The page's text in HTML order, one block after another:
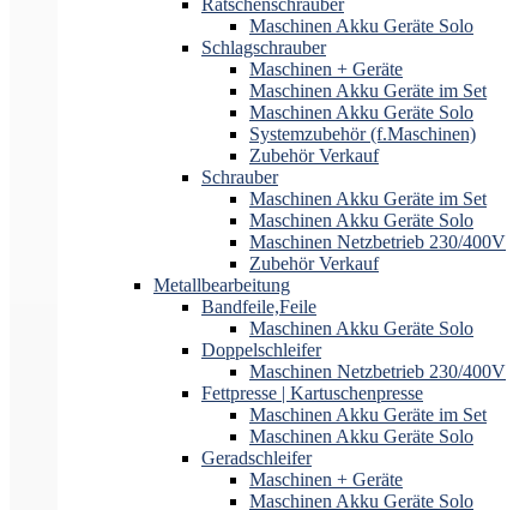
Ratschenschrauber
Maschinen Akku Geräte Solo
Schlagschrauber
Maschinen + Geräte
Maschinen Akku Geräte im Set
Maschinen Akku Geräte Solo
Systemzubehör (f.Maschinen)
Zubehör Verkauf
Schrauber
Maschinen Akku Geräte im Set
Maschinen Akku Geräte Solo
Maschinen Netzbetrieb 230/400V
Zubehör Verkauf
Metallbearbeitung
Bandfeile,Feile
Maschinen Akku Geräte Solo
Doppelschleifer
Maschinen Netzbetrieb 230/400V
Fettpresse | Kartuschenpresse
Maschinen Akku Geräte im Set
Maschinen Akku Geräte Solo
Geradschleifer
Maschinen + Geräte
Maschinen Akku Geräte Solo